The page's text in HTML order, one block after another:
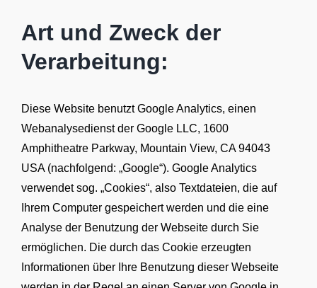
Art und Zweck der
Verarbeitung:
Diese Website benutzt Google Analytics, einen
Webanalysedienst der Google LLC, 1600
Amphitheatre Parkway, Mountain View, CA 94043
USA (nachfolgend: „Google“). Google Analytics
verwendet sog. „Cookies“, also Textdateien, die auf
Ihrem Computer gespeichert werden und die eine
Analyse der Benutzung der Webseite durch Sie
ermöglichen. Die durch das Cookie erzeugten
Informationen über Ihre Benutzung dieser Webseite